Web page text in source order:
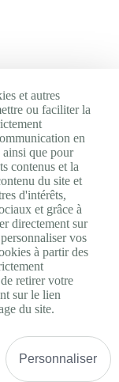
à 18h.
et autres
ou faciliter la
en
ainsi que pour
contenus et la
du site et
d'intérêts,
et grâce à
directement sur
vos
à partir des
retirer votre
sur le lien
du site.
Personnaliser